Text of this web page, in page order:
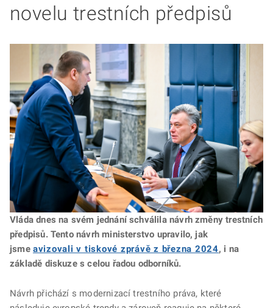
novelu trestních předpisů
Vláda dnes na svém jednání schválila návrh změny trestních
předpisů. Tento návrh ministerstvo upravilo, jak
jsme avizovali v tiskové zprávě z března 2024, i na
základě diskuze s celou řadou odborníků.
Návrh přichází s modernizací trestního práva, které